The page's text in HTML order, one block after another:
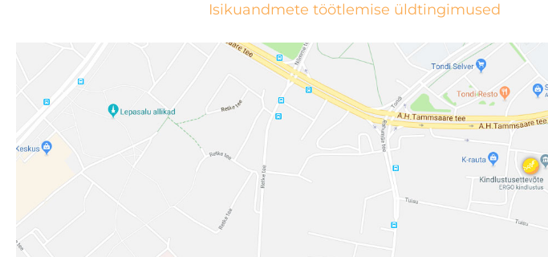
Isikuandmete töötlemise üldtingimused